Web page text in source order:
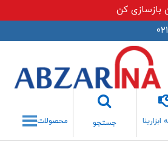
ابزارینا
جستجو
جستجو محصولات